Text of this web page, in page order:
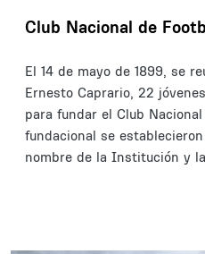
Club Nacional de
El 14 de mayo de 1899, se
Ernesto Caprario, 22
para fundar el Club
fundacional se
nombre de la Institución y